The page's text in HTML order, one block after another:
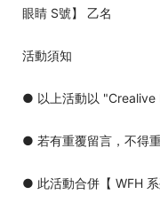
眼睛 S號】 乙名
活動須知
● 以上活動以 "Crealive
● 若有重覆留言，不得
● 此活動合併【 WFH